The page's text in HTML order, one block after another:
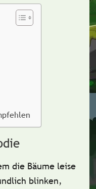
die Bäume leise
blinken,